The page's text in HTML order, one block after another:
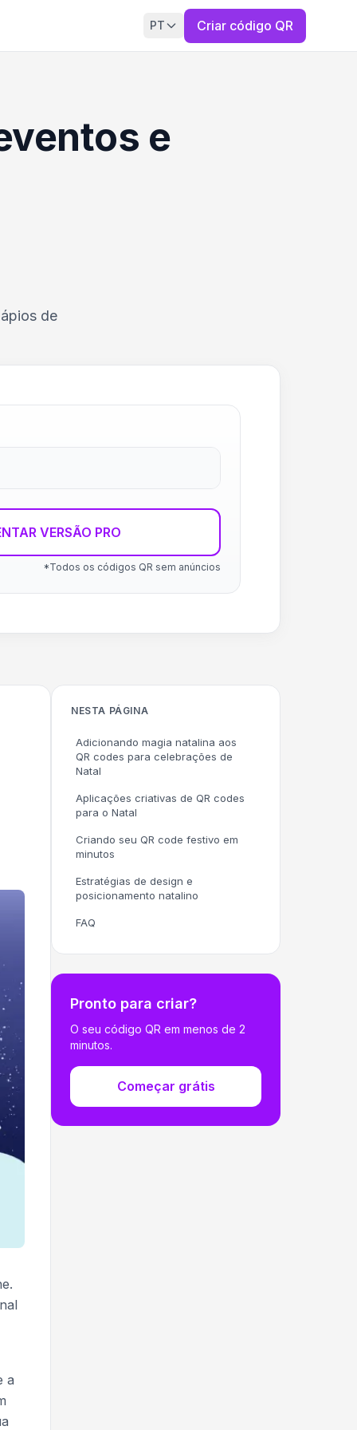
PT Criar código QR
e
de
VERSÃO PRO
*Todos os códigos QR sem anúncios
a
NESTA PÁGINA
Adicionando magia natalina aos
QR codes para celebrações de
Natal
Aplicações criativas de QR codes
para o Natal
Criando seu QR code festivo em
minutos
Estratégias de design e
posicionamento natalino
FAQ
Pronto para criar?
O seu código QR em menos de 2
minutos.
Começar grátis